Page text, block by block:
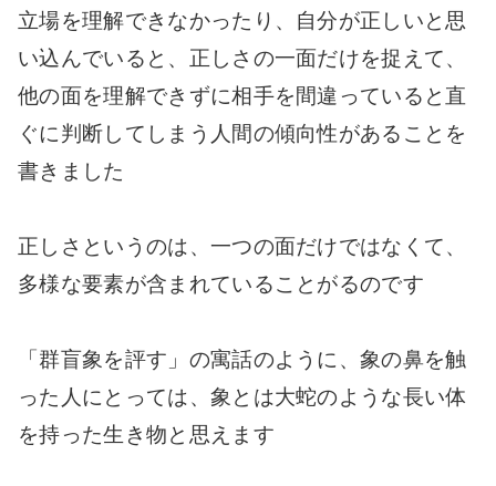
立場を理解できなかったり、自分が正しいと思
い込んでいると、正しさの一面だけを捉えて、
他の面を理解できずに相手を間違っていると直
ぐに判断してしまう人間の傾向性があることを
書きました
正しさというのは、一つの面だけではなくて、
多様な要素が含まれていることがるのです
「群盲象を評す」の寓話のように、象の鼻を触
った人にとっては、象とは大蛇のような長い体
を持った生き物と思えます